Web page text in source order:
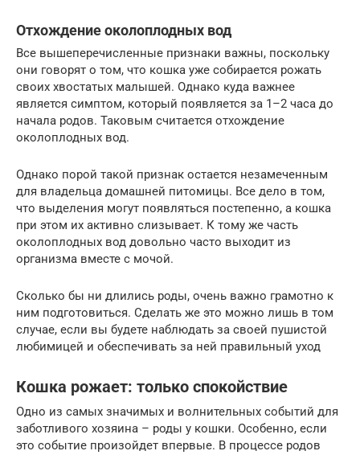
Отхождение околоплодных вод
Все вышеперечисленные признаки важны, поскольку
они говорят о том, что кошка уже собирается рожать
своих хвостатых малышей. Однако куда важнее
является симптом, который появляется за 1–2 часа до
начала родов. Таковым считается отхождение
околоплодных вод.
Однако порой такой признак остается незамеченным
для владельца домашней питомицы. Все дело в том,
что выделения могут появляться постепенно, а кошка
при этом их активно слизывает. К тому же часть
околоплодных вод довольно часто выходит из
организма вместе с мочой.
Сколько бы ни длились роды, очень важно грамотно к
ним подготовиться. Сделать же это можно лишь в том
случае, если вы будете наблюдать за своей пушистой
любимицей и обеспечивать за ней правильный уход
Кошка рожает: только спокойствие
Одно из самых значимых и волнительных событий для
заботливого хозяина – роды у кошки. Особенно, если
это событие произойдет впервые. В процессе родов